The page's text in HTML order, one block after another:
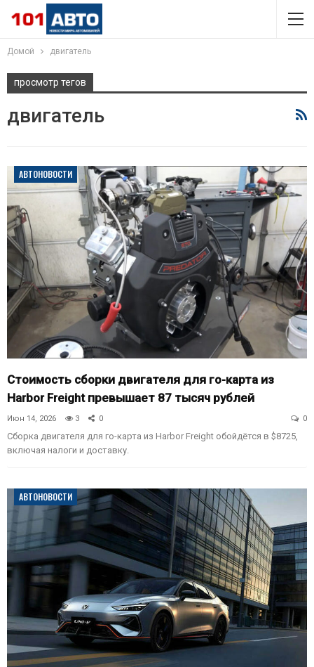
Домой двигатель
просмотр тегов
двигатель
АВТОНОВОСТИ
Стоимость сборки двигателя для го-карта из
Harbor Freight превышает 87 тысяч рублей
Июн 14, 2026 3 0 0
Сборка двигателя для го-карта из Harbor Freight обойдётся в $8725,
включая налоги и доставку.
АВТОНОВОСТИ